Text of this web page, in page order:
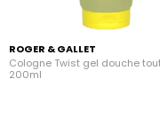
ROGER & GALLET
Cologne Twist gel douche
200ml